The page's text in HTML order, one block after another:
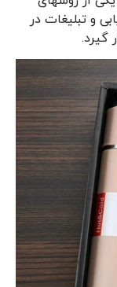
و تبلیغات در
گیرد.